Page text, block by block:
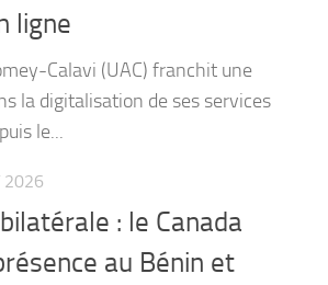
ligne
Calavi (UAC) franchit une
la digitalisation de ses services
le...
2026
: le Canada
au Bénin et